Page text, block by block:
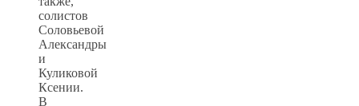
солистов
Соловьевой
Александры
и
Куликовой
Ксении.
В